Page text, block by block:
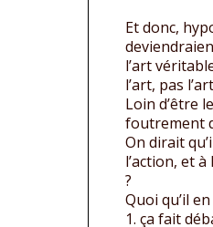
Et donc,
l’art
l’art, pas
Loin d’être
foutrement
On dirait
l’action, et
?
Quoi qu’il
1. ça fait